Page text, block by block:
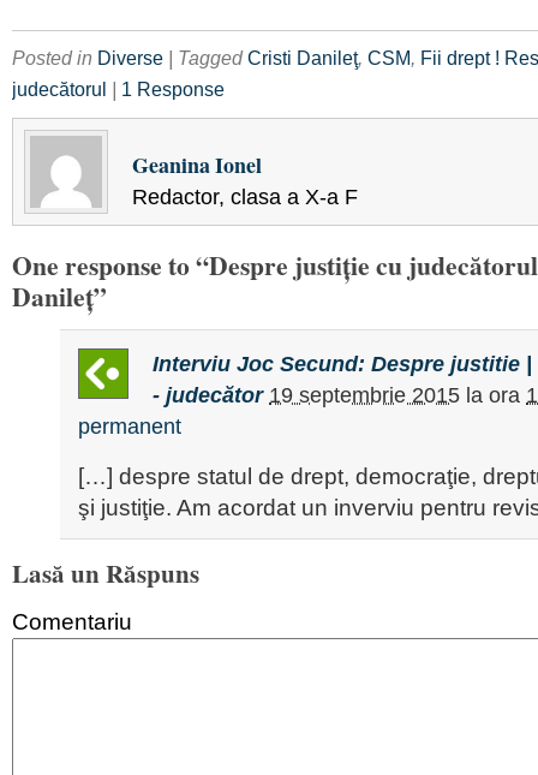
Posted in Diverse | TaggedCristi Danileţ, CSM, Fii drept !
judecătorul | 1 Response
Geanina Ionel
Redactor, clasa a X-a F
One response to “Despre justiţie cu
Danileţ”
Interviu Joc Secund: Despre justitie |
- judecător 19 septembrie 2015 la ora
permanent
[…] despre statul de drept, democraţie,
şi justiţie. Am acordat un inverviu pentru
Lasă un Răspuns
Comentariu